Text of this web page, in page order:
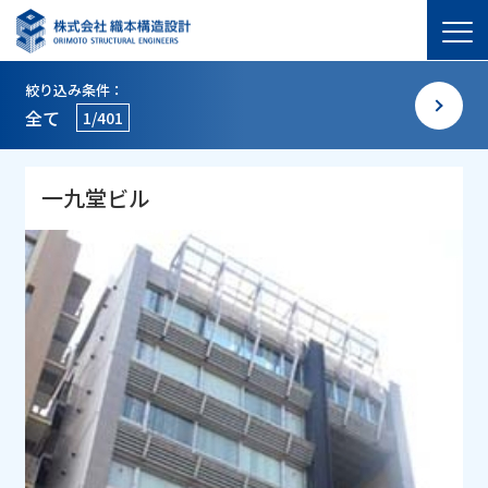
絞り込み条件：
全て 1/401
一九堂ビル